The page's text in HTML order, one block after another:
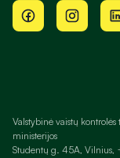
Valstybinė vaistų kontrolės
ministerijos
Studentų g. 45A, Vilnius,